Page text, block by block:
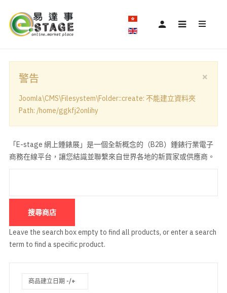
×
警告
Joomla\CMS\Filesystem\Folder::create: 不能建立資料夾
Path: /home/ggkfj2onlihy
「E-stage 網上鍾錶展」是一個全新概念的（B2B）鍾錶行業電子
商務在線平台，讓您結識並聯繫來自世界各地的新買家或供應商。
Leave the search box empty to find all products, or enter a search
term to find a specific product.
商品建立日期 -/+